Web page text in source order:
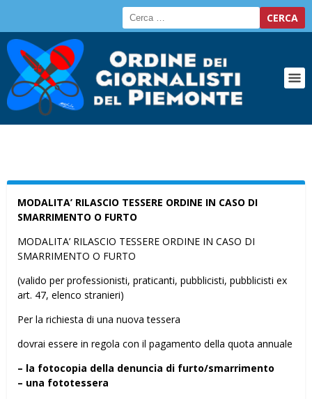
MODALITA’ RILASCIO TESSERE ORDINE IN CASO DI
SMARRIMENTO O FURTO
MODALITA’ RILASCIO TESSERE ORDINE IN CASO DI
SMARRIMENTO O FURTO
(valido per professionisti, praticanti, pubblicisti, pubblicisti ex
art. 47, elenco stranieri)
Per la richiesta di una nuova tessera
dovrai essere in regola con il pagamento della quota annuale
– la fotocopia della denuncia di furto/smarrimento
– una fototessera